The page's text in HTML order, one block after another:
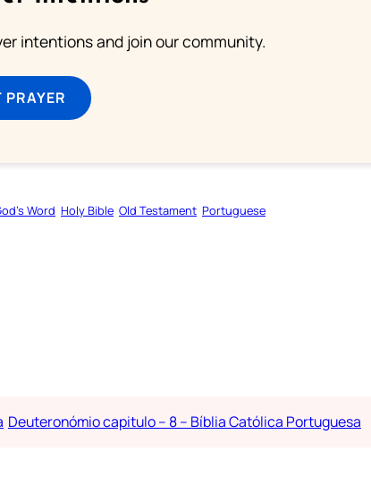
intentions and join our community.
Word Holy Bible Old Testament Portuguese
Deuteronómio capitulo – 8 – Bíblia Católica Portuguesa